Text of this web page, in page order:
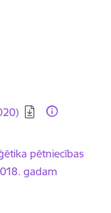
pētniecības
gadam